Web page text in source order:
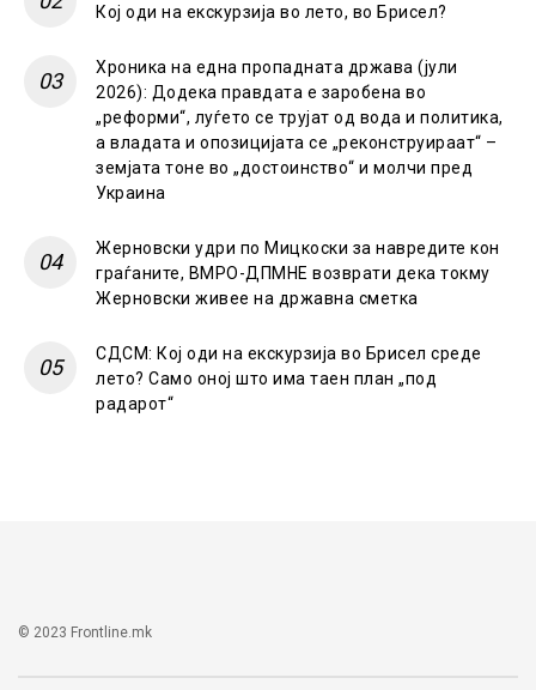
Кој оди на екскурзија во лето, во Брисел?
Хроника на една пропадната држава (јули
2026): Додека правдата е заробена во
„реформи“, луѓето се трујат од вода и политика,
а владата и опозицијата се „реконструираат“ –
земјата тоне во „достоинство“ и молчи пред
Украина
Жерновски удри по Мицкоски за навредите кон
граѓаните, ВМРО-ДПМНЕ возврати дека токму
Жерновски живее на државна сметка
СДСМ: Кој оди на екскурзија во Брисел среде
лето? Само оној што има таен план „под
радарот“
© 2023 Frontline.mk